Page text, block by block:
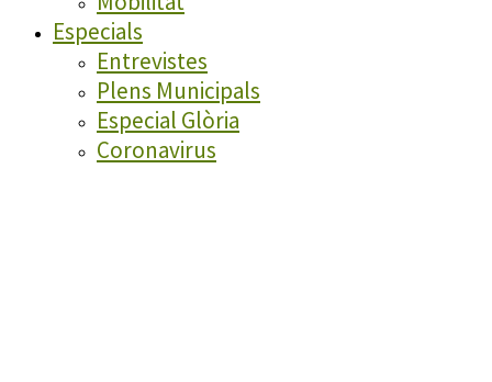
Especials
Entrevistes
Plens Municipals
Especial Glòria
Coronavirus